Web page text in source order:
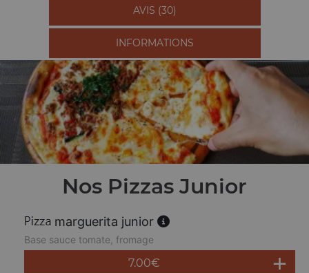
AVIS (30)
INFORMATIONS
Nos Pizzas Junior
marguerita junior
Base sauce tomate, fromage
7.00€